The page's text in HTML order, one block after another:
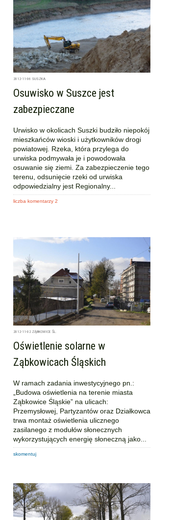
2012-11-06 SUSZKA
Osuwisko w Suszce jest
zabezpieczane
Urwisko w okolicach Suszki budziło niepokój
mieszkańców wioski i użytkowników drogi
powiatowej. Rzeka, która przylega do
urwiska podmywała je i powodowała
osuwanie się ziemi. Za zabezpieczenie tego
terenu, odsunięcie rzeki od urwiska
odpowiedzialny jest Regionalny...
liczba komentarzy 2
2012-11-02 ZĄBKOWICE ŚL.
Oświetlenie solarne w
Ząbkowicach Śląskich
W ramach zadania inwestycyjnego pn.:
„Budowa oświetlenia na terenie miasta
Ząbkowice Śląskie” na ulicach:
Przemysłowej, Partyzantów oraz Działkowca
trwa montaż oświetlenia ulicznego
zasilanego z modułów słonecznych
wykorzystujących energię słoneczną jako...
skomentuj